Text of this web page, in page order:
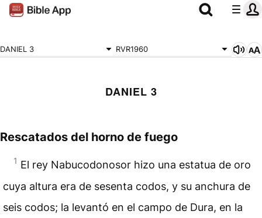
DANIEL 3 RVR1960
DANIEL 3
Rescatados del horno de fuego
1 El rey Nabucodonosor hizo una estatua de oro
cuya altura era de sesenta codos, y su anchura de
seis codos; la levantó en el campo de Dura, en la